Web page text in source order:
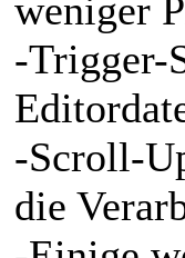
weniger
-Trigger-
-Scroll-
die